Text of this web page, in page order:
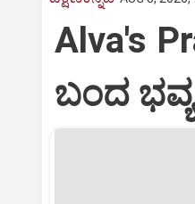
Alva's
ಬಂದ